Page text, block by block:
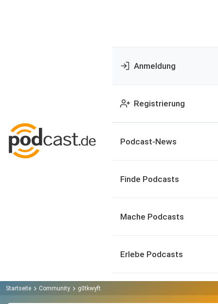
Anmeldung
Registrierung
Podcast-News
Finde Podcasts
Mache Podcasts
Erlebe Podcasts
Startseite Community g0tkwyft